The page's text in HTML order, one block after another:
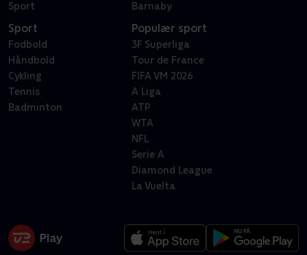
Sport
Barnaby
Sport
Fodbold
Håndbold
Cykling
Tennis
Badminton
Populær sport
3F Superliga
Tour de France
FIFA VM 2026
A Liga
ATP
WTA
NFL
Serie A
Diamond League
La Vuelta